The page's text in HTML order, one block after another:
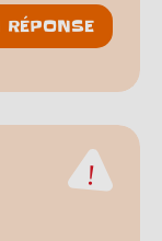
RÉPONSE